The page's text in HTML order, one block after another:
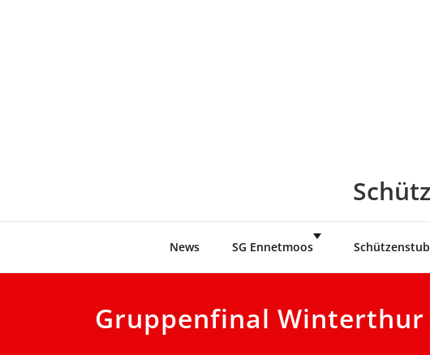
News SG Ennetmoos
Gruppenfinal Winterthur